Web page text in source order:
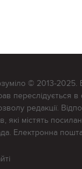
© 2013-2025.
переслідується в
редакції.
які містять
Електронна